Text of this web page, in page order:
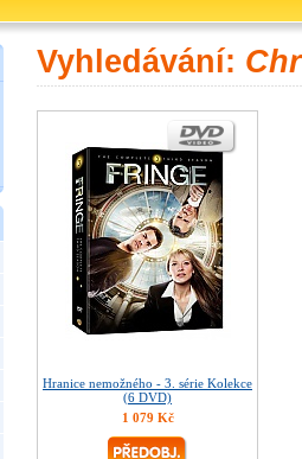
Vyhledávání:
Hranice nemožného - 3. série Kolekce
(6 DVD)
1 079 Kč